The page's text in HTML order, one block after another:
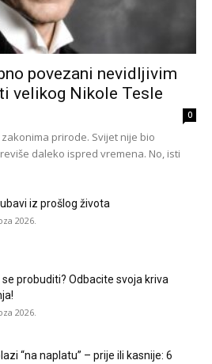
povezani nevidljivim
velikog Nikole Tesle
0
prirode. Svijet nije bio
daleko ispred vremena. No, isti
iz prošlog života
2026.
se probuditi? Odbacite svoja kriva
2026.
“na naplatu” – prije ili kasnije: 6